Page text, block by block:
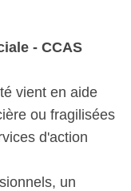
- CCAS
vient en aide
ou fragilisées
d'action
un